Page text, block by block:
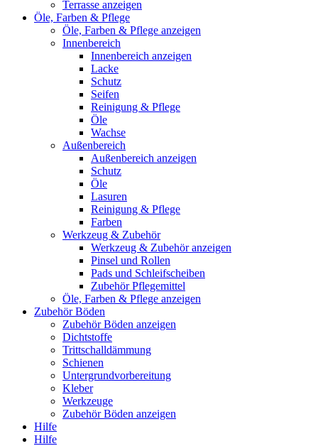
Terrasse anzeigen
Öle, Farben & Pflege
Öle, Farben & Pflege anzeigen
Innenbereich
Innenbereich anzeigen
Lacke
Schutz
Seifen
Reinigung & Pflege
Öle
Wachse
Außenbereich
Außenbereich anzeigen
Schutz
Öle
Lasuren
Reinigung & Pflege
Farben
Werkzeug & Zubehör
Werkzeug & Zubehör anzeigen
Pinsel und Rollen
Pads und Schleifscheiben
Zubehör Pflegemittel
Öle, Farben & Pflege anzeigen
Zubehör Böden
Zubehör Böden anzeigen
Dichtstoffe
Trittschalldämmung
Schienen
Untergrundvorbereitung
Kleber
Werkzeuge
Zubehör Böden anzeigen
Hilfe
Hilfe